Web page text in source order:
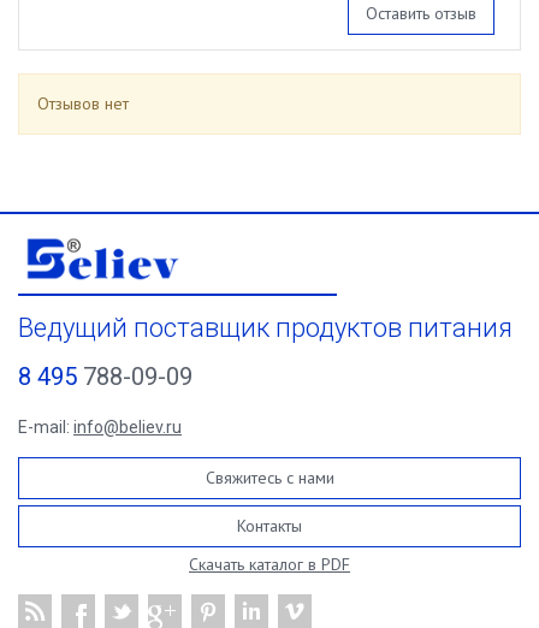
Оставить отзыв
Отзывов нет
Ведущий поставщик продуктов питания
8 495 788-09-09
E-mail: info@believ.ru
Свяжитесь с нами
Контакты
Скачать каталог в PDF